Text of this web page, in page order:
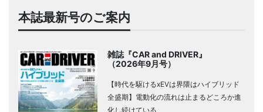
本誌最新号のご案内
雑誌『CAR and DRIVER』
（2026年9月号）
【時代を駆けるxEVは界隈はハイブリッド
全盛期】電動化の流れは止まるどころか進
化し続けている